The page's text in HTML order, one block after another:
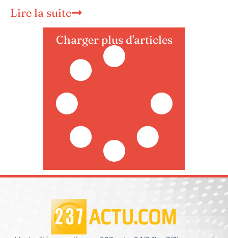
Lire la suite
Charger plus d'articles